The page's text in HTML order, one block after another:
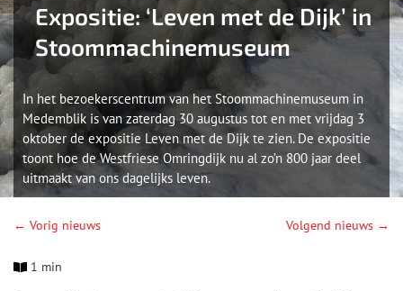
Expositie: ‘Leven met de Dijk’ in
Stoommachinemuseum
In het bezoekerscentrum van het Stoommachinemuseum in
Medemblik is van zaterdag 30 augustus tot en met vrijdag 3
oktober de expositie Leven met de Dijk te zien. De expositie
toont hoe de Westfriese Omringdijk nu al zo’n 800 jaar deel
uitmaakt van ons dagelijks leven.
← Vorig nieuws Volgend nieuws →
1 min